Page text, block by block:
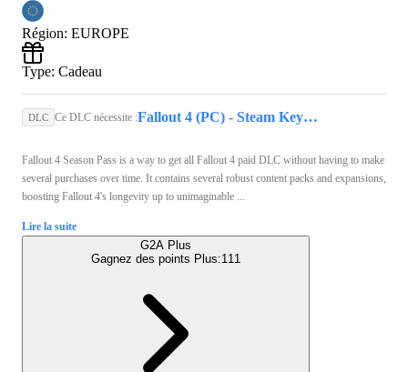
Région: EUROPE
Type: Cadeau
DLC Ce DLC nécessite : Fallout 4 (PC) - Steam Key - GLOBAL
Fallout 4 Season Pass is a way to get all Fallout 4 paid DLC without having to make
several purchases over time. It contains several robust content packs and expansions,
boosting Fallout 4's longevity up to unimaginable ...
Lire la suite
G2A Plus
Gagnez des points Plus:111